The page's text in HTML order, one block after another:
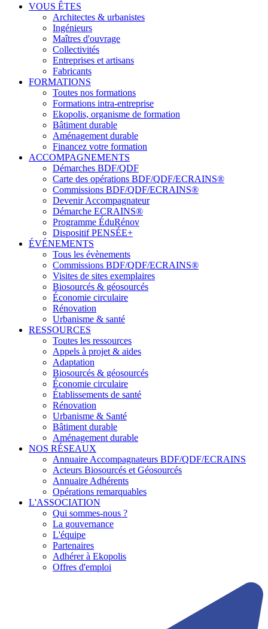
VOUS ÊTES
Architectes & urbanistes
Ingénieurs
Maîtres d'ouvrage
Collectivités
Entreprises et artisans
Fabricants
FORMATIONS
Toutes nos formations
Formations intra-entreprise
Ekopolis, organisme de formation
Bâtiment durable
Aménagement durable
Financez votre formation
ACCOMPAGNEMENTS
Démarches BDF/QDF
Carte des opérations BDF/QDF/ECRAINS®
Commissions BDF/QDF/ECRAINS®
Devenir Accompagnateur
Démarche ECRAINS®
Programme ÉduRénov
Dispositif PENSÉE+
ÉVÉNEMENTS
Tous les évènements
Commissions BDF/QDF/ECRAINS®
Visites de sites exemplaires
Biosourcés & géosourcés
Économie circulaire
Rénovation
Urbanisme & santé
RESSOURCES
Toutes les ressources
Appels à projet & aides
Adaptation
Biosourcés & géosourcés
Économie circulaire
Établissements de santé
Rénovation
Urbanisme & Santé
Bâtiment durable
Aménagement durable
NOS RÉSEAUX
Annuaire Accompagnateurs BDF/QDF/ECRAINS
Acteurs Biosourcés et Géosourcés
Annuaire Adhérents
Opérations remarquables
L'ASSOCIATION
Qui sommes-nous ?
La gouvernance
L'équipe
Partenaires
Adhérer à Ekopolis
Offres d'emploi